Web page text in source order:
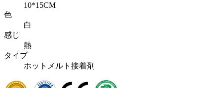
10*15CM
色
白
感じ
熱
タイプ
ホットメルト接着剤